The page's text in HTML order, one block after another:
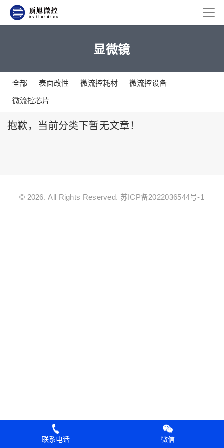
显微镜
全部 表面改性 微流控耗材 微流控设备
微流控芯片
抱歉，当前分类下暂无文章！
© 2026. All Rights Reserved. 苏ICP备2022036544号-1
联系电话 微信